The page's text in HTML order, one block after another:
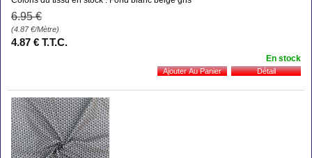
6.95 €
(4.87€/Mètre)
4.87 € T.T.C.
En stock